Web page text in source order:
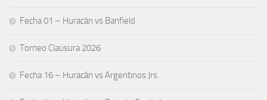
Fecha 01 – Huracán vs Banfield
Torneo Clausura 2026
Fecha 16 – Huracán vs Argentinos Jrs.